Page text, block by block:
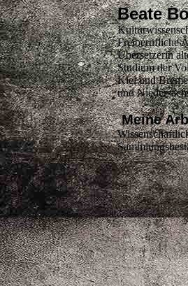
Beate
Freiberufliche
Übersetzerin
Studium der
Kiel und
und
Meine A